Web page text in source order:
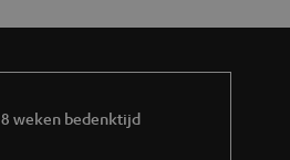
8 weken bedenktijd